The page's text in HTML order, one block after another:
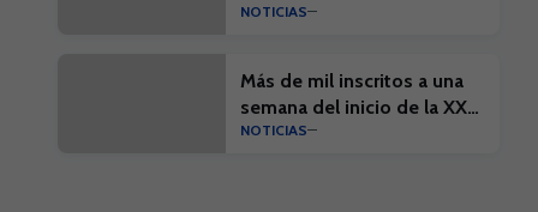
Cien años de historia'
NOTICIAS
Más de mil inscritos a una
semana del inicio de la XX
Edición del Campus Suma y
NOTICIAS